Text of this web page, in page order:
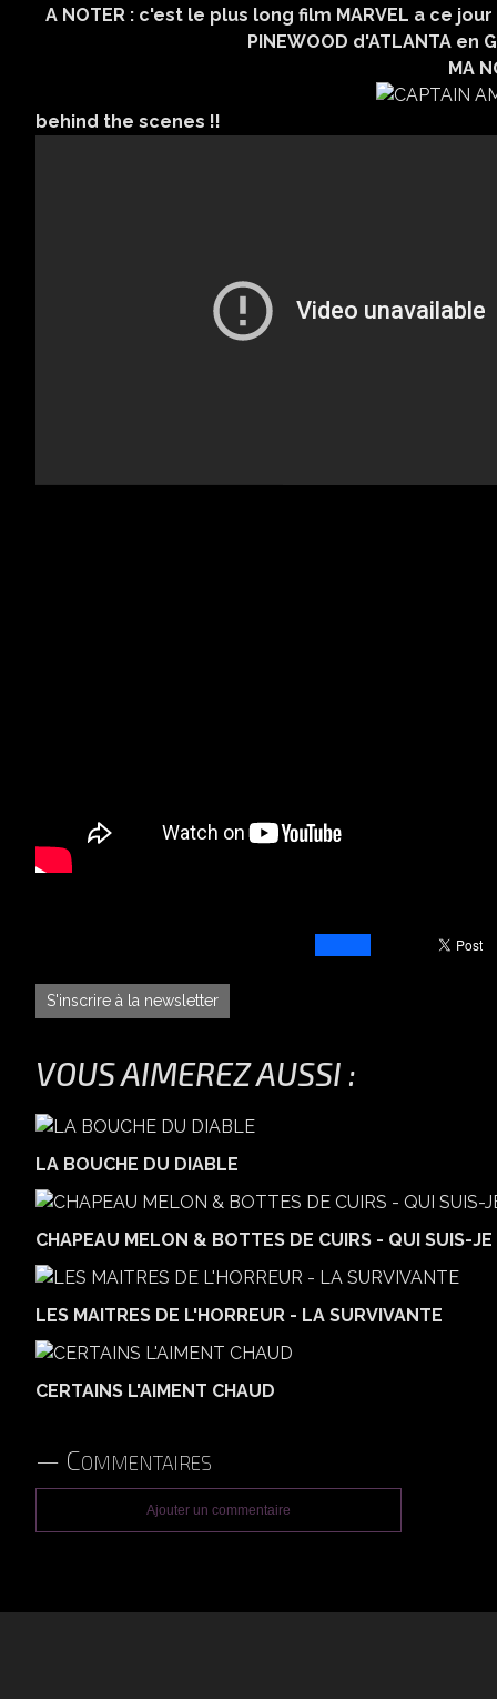
A NOTER : c'est le plus long film MARVEL a ce
PINEWOOD d'ATLANTA en
MA
behind the scenes !!
S'inscrire à la newsletter
VOUS AIMEREZ AUSSI :
LA BOUCHE DU DIABLE
CHAPEAU MELON & BOTTES DE CUIRS - QUI SUIS-JE
LES MAITRES DE L'HORREUR - LA SURVIVANTE
CERTAINS L'AIMENT CHAUD
Commentaires
Ajouter un commentaire